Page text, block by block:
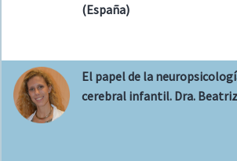
(España)
El papel de la
cerebral infantil. Dra.